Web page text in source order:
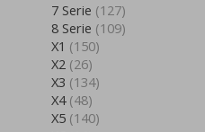
7 Serie (127)
8 Serie (109)
X1 (150)
X2 (26)
X3 (134)
X4 (48)
X5 (140)